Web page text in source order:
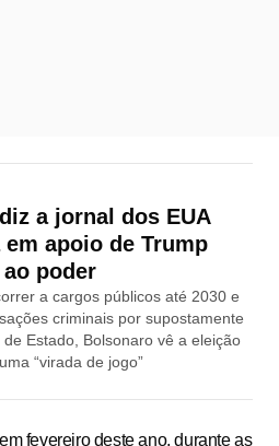
a jornal dos EUA
apoio de Trump
poder
a cargos públicos até 2030 e
criminais por supostamente
Estado, Bolsonaro vê a eleição
“virada de jogo”
fevereiro deste ano, durante as